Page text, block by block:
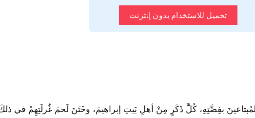
تحميل للاستخدام بدون إنترنت
بفِضَّتِهِ، كُلَّ ذَكَرٍ مِنْ أهلِ بَيتِ إبراهيمَ، وخَتَنَ لَحمَ غُرلَتِهِمْ في